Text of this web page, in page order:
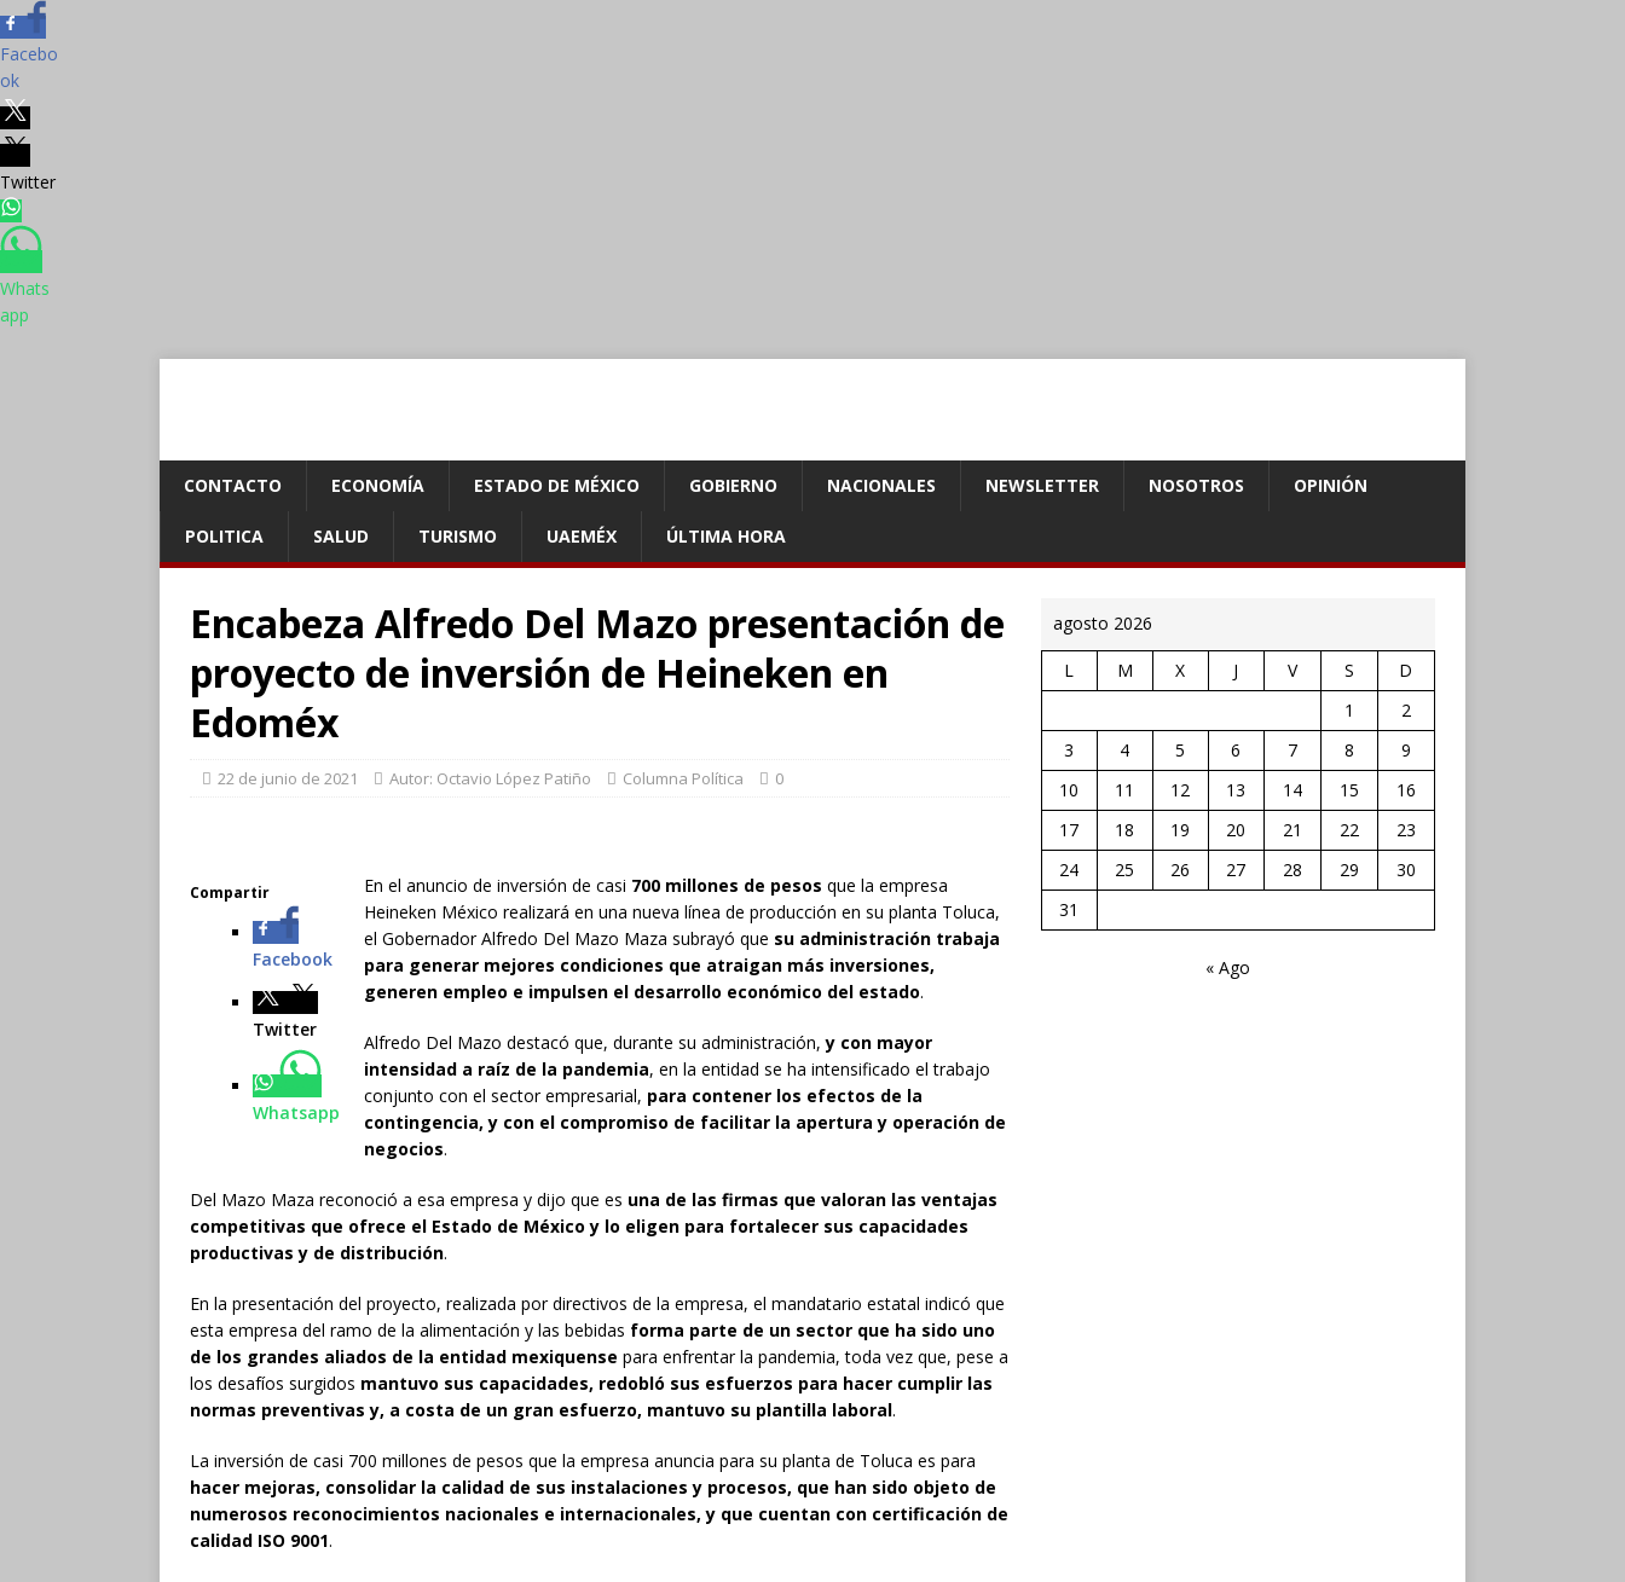
Facebo
ok
Twitter
Whats
app
CONTACTO ECONOMÍA ESTADO DE MÉXICO GOBIERNO NACIONALES NEWSLETTER NOSOTROS OPINIÓN
POLITICA SALUD TURISMO UAEMÉX ÚLTIMA HORA
Encabeza Alfredo Del Mazo presentación de
proyecto de inversión de Heineken en
Edoméx
22 de junio de 2021 Autor: Octavio López Patiño Columna Política 0
Compartir
Facebook
Twitter
Whatsapp
En el anuncio de inversión de casi 700 millones de pesos que la empresa
Heineken México realizará en una nueva línea de producción en su planta Toluca,
el Gobernador Alfredo Del Mazo Maza subrayó que su administración trabaja
para generar mejores condiciones que atraigan más inversiones,
generen empleo e impulsen el desarrollo económico del estado.
Alfredo Del Mazo destacó que, durante su administración,y con mayor
intensidad a raíz de la pandemia, en la entidad se ha intensificado el trabajo
conjunto con el sector empresarial, para contener los efectos de la
contingencia, y con el compromiso de facilitar la apertura y operación de
negocios.
Del Mazo Maza reconoció a esa empresa y dijo que es una de las firmas que valoran las ventajas
competitivas que ofrece el Estado de México y lo eligen para fortalecer sus capacidades
productivas y de distribución.
En la presentación del proyecto, realizada por directivos de la empresa, el mandatario estatal indicó que
esta empresa del ramo de la alimentación y las bebidas forma parte de un sector que ha sido uno
de los grandes aliados de la entidad mexiquense para enfrentar la pandemia, toda vez que, pese a
los desafíos surgidos mantuvo sus capacidades, redobló sus esfuerzos para hacer cumplir las
normas preventivas y, a costa de un gran esfuerzo, mantuvo su plantilla laboral.
La inversión de casi 700 millones de pesos que la empresa anuncia para su planta de Toluca es para
hacer mejoras, consolidar la calidad de sus instalaciones y procesos, que han sido objeto de
numerosos reconocimientos nacionales e internacionales, y que cuentan con certificación de
calidad ISO 9001.
agosto 2026
L M X J V S
D
1
2
3
4 5 6 7 8
9
10
11 12 13 14 15
16
17
18 19 20 21 22
23
24
25 26 27 28 29
30
31
« Ago